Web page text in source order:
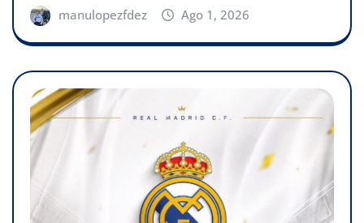
manulopezfdez Ago 1, 2026